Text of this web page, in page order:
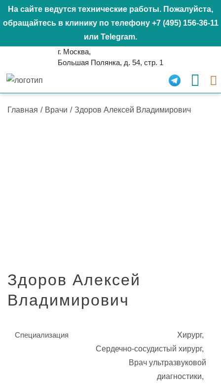
На сайте ведутся технические работы. Пожалуйста,
обращайтесь в клинику по телефону +7 (495) 156-36-11
или Telegram.
г. Москва,
Большая Полянка, д. 54, стр. 1
Главная / Врачи / Здоров Алексей Владимирович
Здоров Алексей
Владимирович
Специализация
Хирург
Сердечно-сосудистый хирург
Врач ультразвуковой
диагностики